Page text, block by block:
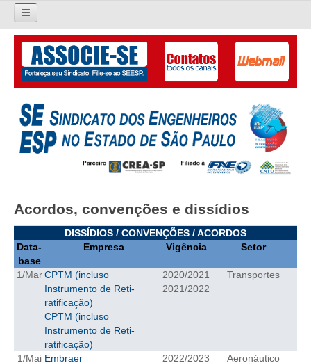
Pesquisar...
O SINDICATO
APRESENTAÇÃO
PALAVRA DO PRESIDENTE
SUBSEDES SINDICAIS
GALERIA EX-PRESIDENTES
ORGANOGRAMA
CRESCE BRASIL
Acordos, convenções e dissídios
DISSÍDIOS / CONVENÇÕES / ACORDOS
Data-
base
Empresa Vigência Setor
1/Mar CPTM (incluso
Instrumento de Reti-
ratificação)
CPTM (incluso
Instrumento de Reti-
ratificação)
2020/2021
2021/2022
Transportes
1/Mai Embraer 2022/2023
Aeronáutico